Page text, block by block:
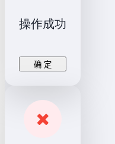
操作成功
确 定